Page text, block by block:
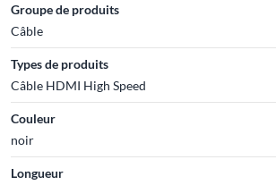
Groupe de produits
Câble
Types de produits
Câble HDMI High Speed
Couleur
noir
Longueur